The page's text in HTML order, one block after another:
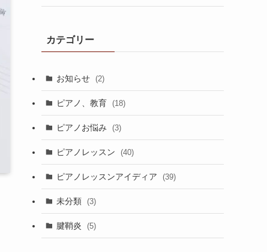
カテゴリー
お知らせ (2)
ピアノ、教育 (18)
ピアノお悩み (3)
ピアノレッスン (40)
ピアノレッスンアイディア (39)
未分類 (3)
腱鞘炎 (5)